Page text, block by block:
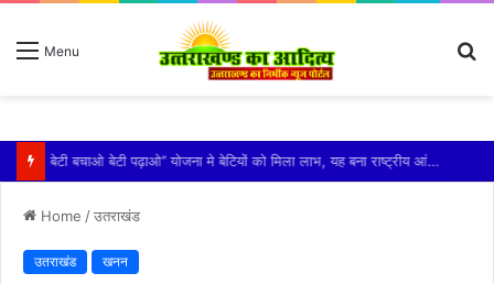
Menu
विशिष्ट पहचान बना रही है आदि कैलाश परिक्रमा: महाराज
Home /उतराखंड
उतराखंड खनन